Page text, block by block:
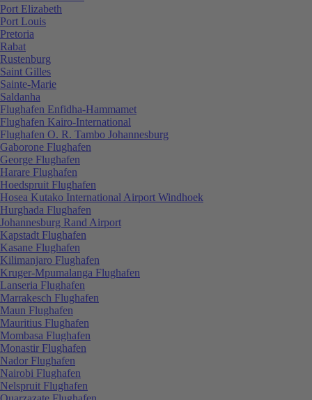
Port Elizabeth
Port Louis
Pretoria
Rabat
Rustenburg
Saint Gilles
Sainte-Marie
Saldanha
Flughafen Enfidha-Hammamet
Flughafen Kairo-International
Flughafen O. R. Tambo Johannesburg
Gaborone Flughafen
George Flughafen
Harare Flughafen
Hoedspruit Flughafen
Hosea Kutako International Airport Windhoek
Hurghada Flughafen
Johannesburg Rand Airport
Kapstadt Flughafen
Kasane Flughafen
Kilimanjaro Flughafen
Kruger-Mpumalanga Flughafen
Lanseria Flughafen
Marrakesch Flughafen
Maun Flughafen
Mauritius Flughafen
Mombasa Flughafen
Monastir Flughafen
Nador Flughafen
Nairobi Flughafen
Nelspruit Flughafen